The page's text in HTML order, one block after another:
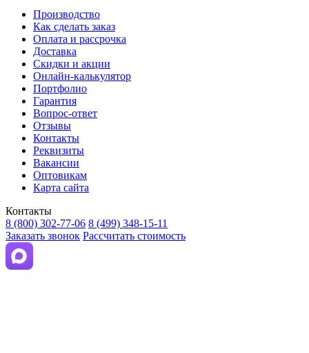
Производство
Как сделать заказ
Оплата и рассрочка
Доставка
Скидки и акции
Онлайн-калькулятор
Портфолио
Гарантия
Вопрос-ответ
Отзывы
Контакты
Реквизиты
Вакансии
Оптовикам
Карта сайта
Контакты
8 (800) 302-77-06 8 (499) 348-15-11
Заказать звонок Рассчитать стоимость